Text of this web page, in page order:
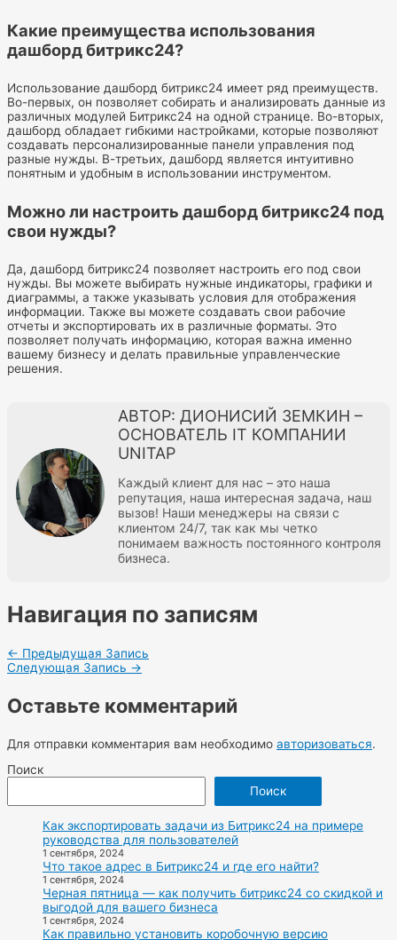
Какие преимущества использования
дашборд битрикс24?
Использование дашборд битрикс24 имеет ряд преимуществ.
Во-первых, он позволяет собирать и анализировать данные из
различных модулей Битрикс24 на одной странице. Во-вторых,
дашборд обладает гибкими настройками, которые позволяют
создавать персонализированные панели управления под
разные нужды. В-третьих, дашборд является интуитивно
понятным и удобным в использовании инструментом.
Можно ли настроить дашборд битрикс24 под
свои нужды?
Да, дашборд битрикс24 позволяет настроить его под свои
нужды. Вы можете выбирать нужные индикаторы, графики и
диаграммы, а также указывать условия для отображения
информации. Также вы можете создавать свои рабочие
отчеты и экспортировать их в различные форматы. Это
позволяет получать информацию, которая важна именно
вашему бизнесу и делать правильные управленческие
решения.
АВТОР: ДИОНИСИЙ ЗЕМКИН –
ОСНОВАТЕЛЬ IT КОМПАНИИ
UNITAP
Каждый клиент для нас – это наша
репутация, наша интересная задача, наш
вызов! Наши менеджеры на связи с
клиентом 24/7, так как мы четко
понимаем важность постоянного контроля
бизнеса.
Навигация по записям
← Предыдущая Запись
Следующая Запись →
Оставьте комментарий
Для отправки комментария вам необходимо авторизоваться.
Поиск
Поиск
Как экспортировать задачи из Битрикс24 на примере
руководства для пользователей
1 сентября, 2024
Что такое адрес в Битрикс24 и где его найти?
1 сентября, 2024
Черная пятница — как получить битрикс24 со скидкой и
выгодой для вашего бизнеса
1 сентября, 2024
Как правильно установить коробочную версию